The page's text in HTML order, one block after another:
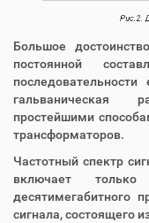
Большое
постоянной
гальваническая
простейшими
трансформаторов.
Частотный спектр
включает
десятимегабитного
сигнала, состоящего